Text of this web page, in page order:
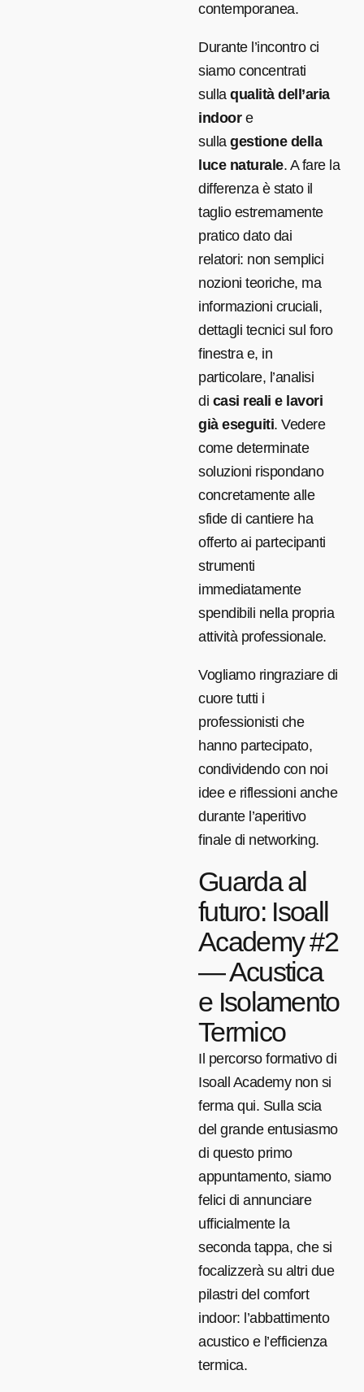
contemporanea.
Durante l’incontro ci
siamo concentrati
sulla qualità dell’aria
indoore
sulla gestione della
luce naturale. A fare la
differenza è stato il
taglio estremamente
pratico dato dai
relatori: non semplici
nozioni teoriche, ma
informazioni cruciali,
dettagli tecnici sul foro
finestra e, in
particolare, l’analisi
di casi reali e lavori
già eseguiti. Vedere
come determinate
soluzioni rispondano
concretamente alle
sfide di cantiere ha
offerto ai partecipanti
strumenti
immediatamente
spendibili nella propria
attività professionale.
Vogliamo ringraziare di
cuore tutti i
professionisti che
hanno partecipato,
condividendo con noi
idee e riflessioni anche
durante l’aperitivo
finale di networking.
Guarda al
futuro: Isoall
Academy #2
— Acustica
e Isolamento
Termico
Il percorso formativo di
Isoall Academy non si
ferma qui. Sulla scia
del grande entusiasmo
di questo primo
appuntamento, siamo
felici di annunciare
ufficialmente la
seconda tappa, che si
focalizzerà su altri due
pilastri del comfort
indoor: l’abbattimento
acustico e l’efficienza
termica.